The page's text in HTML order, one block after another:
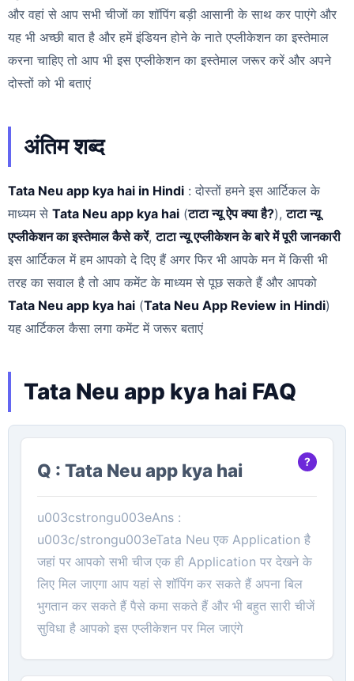
और वहां से आप सभी चीजों का शॉपिंग बड़ी आसानी के साथ कर पाएंगे और
यह भी अच्छी बात है और हमें इंडियन होने के नाते एप्लीकेशन का इस्तेमाल
करना चाहिए तो आप भी इस एप्लीकेशन का इस्तेमाल जरूर करें और अपने
दोस्तों को भी बताएं
अंतिम शब्द
Tata Neu app kya hai in Hindi : दोस्तों हमने इस आर्टिकल के
माध्यम से Tata Neu app kya hai (टाटा न्यू ऐप क्या है?),टाटा न्यू
एप्लीकेशन का इस्तेमाल कैसे करें,टाटा न्यू एप्लीकेशन के बारे में पूरी जानकारी
इस आर्टिकल में हम आपको दे दिए हैं अगर फिर भी आपके मन में किसी भी
तरह का सवाल है तो आप कमेंट के माध्यम से पूछ सकते हैं और आपको
Tata Neu app kya hai (Tata Neu App Review in Hindi)
यह आर्टिकल कैसा लगा कमेंट में जरूर बताएं
Tata Neu app kya hai FAQ
Q : Tata Neu app kya hai
u003cstrongu003eAns :
u003c/strongu003eTata Neu एक Application है
जहां पर आपको सभी चीज एक ही Application पर देखने के
लिए मिल जाएगा आप यहां से शॉपिंग कर सकते हैं अपना बिल
भुगतान कर सकते हैं पैसे कमा सकते हैं और भी बहुत सारी चीजें
सुविधा है आपको इस एप्लीकेशन पर मिल जाएंगे